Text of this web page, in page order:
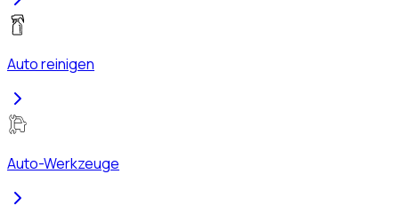
Auto reinigen
Auto-Werkzeuge